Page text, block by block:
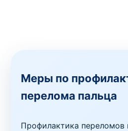
Меры по
перелома пальца
Профилактика переломов